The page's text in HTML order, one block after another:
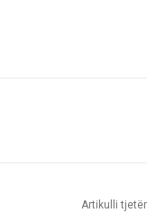
Artikulli tjetër